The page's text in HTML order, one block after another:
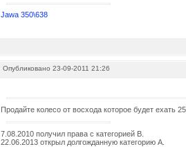
Jawa 350\638
Опубликовано 23-09-2011 21:26
Продайте колесо от восхода которое будет ехать
7.08.2010 получил права с категорией В.
22.06.2013 открыл долгожданную категорию А.